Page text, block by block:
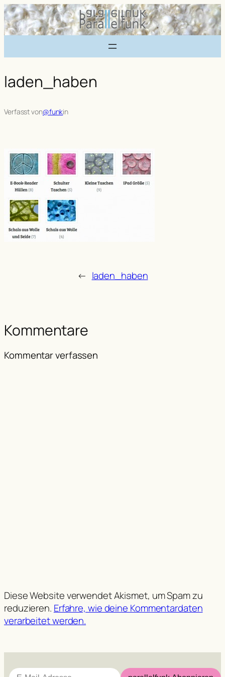
Zum
Inhalt
springen
laden_haben
Verfasst von@funkin
← laden_haben
Kommentare
Kommentar verfassen
Diese Website verwendet Akismet, um Spam zu
reduzieren. Erfahre, wie deine Kommentardaten
verarbeitet werden.
E-Mail-Adresse